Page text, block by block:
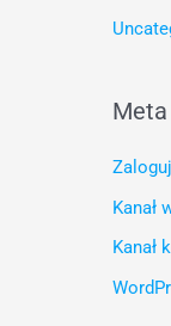
Meta
Kanał
Kanał